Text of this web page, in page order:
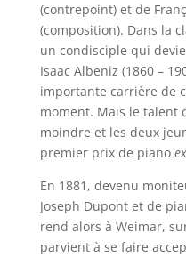
(contrepoint) et de
(composition). Dans la
un condisciple qui
Isaac Albeniz (1860 –
importante carrière de
moment. Mais le talent
moindre et les deux
premier prix de piano
En 1881, devenu
Joseph Dupont et de
rend alors à Weimar,
parvient à se faire